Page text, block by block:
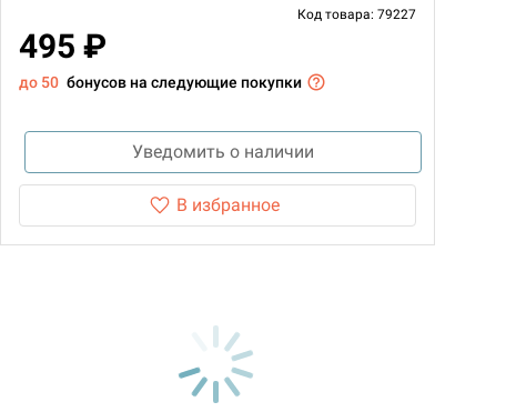
Код товара: 79227
495 ₽
до 50 бонусов на следующие покупки
Уведомить о наличии
В избранное